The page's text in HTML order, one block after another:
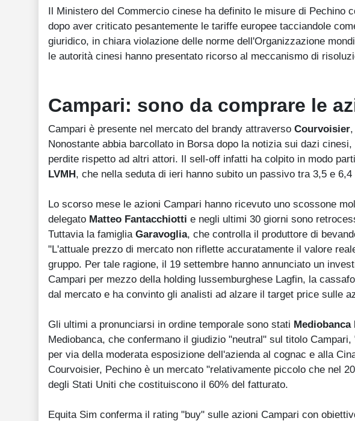
Il Ministero del Commercio cinese ha definito le misure di Pechino
dopo aver criticato pesantemente le tariffe europee tacciandole
giuridico, in chiara violazione delle norme dell'Organizzazione
le autorità cinesi hanno presentato ricorso al meccanismo di
Campari: sono da comprare le
Campari è presente nel mercato del brandy attraverso Courvoisier
Nonostante abbia barcollato in Borsa dopo la notizia sui dazi
perdite rispetto ad altri attori. Il sell-off infatti ha colpito in modo
LVMH, che nella seduta di ieri hanno subito un passivo tra 3,5 e
Lo scorso mese le azioni Campari hanno ricevuto uno scossone
delegato Matteo Fantacchiotti e negli ultimi 30 giorni sono
Tuttavia la famiglia Garavoglia, che controlla il produttore di
"L'attuale prezzo di mercato non riflette accuratamente il valore
gruppo. Per tale ragione, il 19 settembre hanno annunciato un
Campari per mezzo della holding lussemburghese Lagfin, la
dal mercato e ha convinto gli analisti ad alzare il target price sulle
Gli ultimi a pronunciarsi in ordine temporale sono stati Mediobanca
Mediobanca, che confermano il giudizio "neutral" sul titolo
per via della moderata esposizione dell'azienda al cognac e alla
Courvoisier, Pechino è un mercato "relativamente piccolo che nel
degli Stati Uniti che costituiscono il 60% del fatturato.
Equita Sim conferma il rating "buy" sulle azioni Campari con